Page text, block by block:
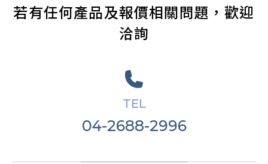
若有任何產品及報價相關問題，歡迎
洽詢
TEL
04-2688-2996